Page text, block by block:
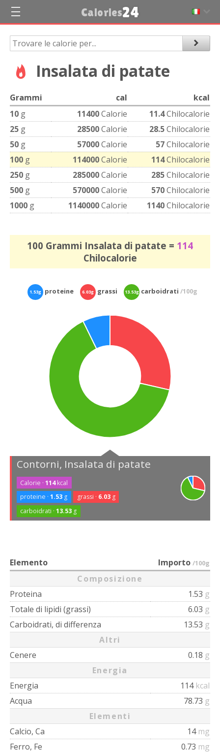
Calories24
Insalata di patate
Grammi cal
kcal
10 g 11400Calorie 11.4Chilocalorie
25 g 28500Calorie 28.5Chilocalorie
50 g 57000Calorie 57Chilocalorie
100 g 114000Calorie 114Chilocalorie
250 g 285000Calorie 285Chilocalorie
500 g 570000Calorie 570Chilocalorie
1000 g 1140000Calorie 1140Chilocalorie
100 Grammi Insalata di patate = 114
Chilocalorie
1.53g proteine 6.03g grassi 13.53g carboidrati/100g
Contorni, Insalata di patate
Calorie ·114kcal
proteine ·1.53 g grassi · 6.03g
carboidrati ·13.53 g
Elemento Importo /100g
Composizione
Proteina
1.53 g
Totale di lipidi (grassi)
6.03 g
Carboidrati, di differenza
13.53 g
Altri
Cenere
0.18 g
Energia
Energia
114 kcal
Acqua
78.73 g
Elementi
Calcio, Ca
14 mg
Ferro, Fe
0.73 mg